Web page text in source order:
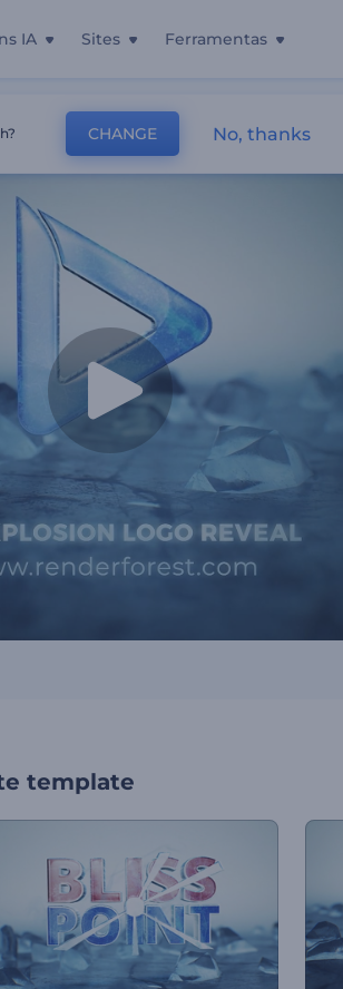
IA Sites Ferramentas
De Gelo
template
CHANGE No, thanks